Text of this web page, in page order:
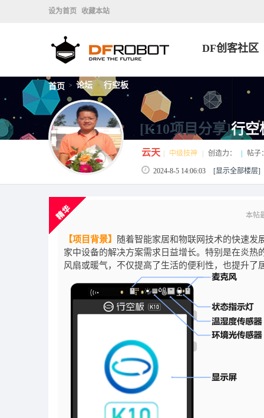
设为首页 收藏本站
DF创客社区
首页 > 论坛 > 行空板
[K10项目分享]行空
云天 中级技神 创造力： 帖子
2024-8-5 14:06:03 [显示全部楼层]
本帖
【项目背景】
随着智能家居和物联网技术的快速发
家中设备的解决方案需求日益增长。特别是在炎
风扇或暖气，不仅提高了生活的便利性，也提升了